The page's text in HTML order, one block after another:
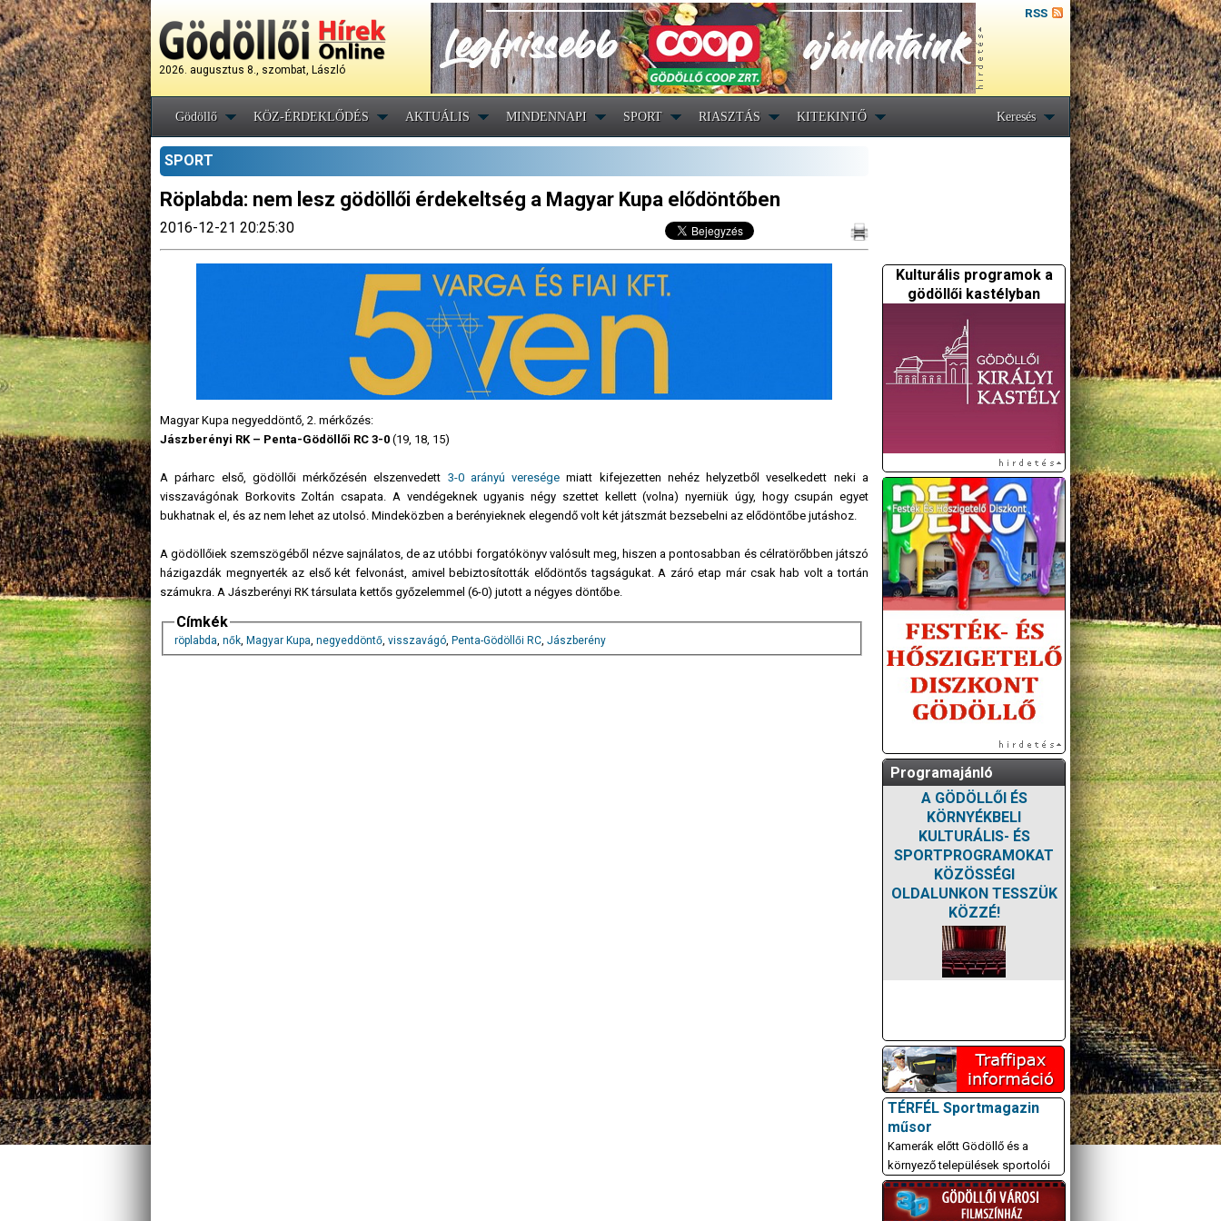
2026. augusztus 8., szombat, László
RSS
Gödöllő KÖZ-ÉRDEKLŐDÉS AKTUÁLIS MINDENNAPI SPORT RIASZTÁS KITEKINTŐ Keresés
SPORT
Röplabda: nem lesz gödöllői érdekeltség a Magyar Kupa elődöntőben
2016-12-21 20:25:30
Magyar Kupa negyeddöntő, 2. mérkőzés:
Jászberényi RK – Penta-Gödöllői RC 3-0 (19, 18, 15)
A párharc első, gödöllői mérkőzésén elszenvedett 3-0 arányú veresége miatt kifejezetten nehéz helyzetből veselkedett neki a
visszavágónak Borkovits Zoltán csapata. A vendégeknek ugyanis négy szettet kellett (volna) nyerniük úgy, hogy csupán egyet
bukhatnak el, és az nem lehet az utolsó. Mindeközben a berényieknek elegendő volt két játszmát bezsebelni az elődöntőbe jutáshoz.
A gödöllőiek szemszögéből nézve sajnálatos, de az utóbbi forgatókönyv valósult meg, hiszen a pontosabban és célratörőbben játszó
házigazdák megnyerték az első két felvonást, amivel bebiztosították elődöntős tagságukat. A záró etap már csak hab volt a tortán
számukra. A Jászberényi RK társulata kettős győzelemmel (6-0) jutott a négyes döntőbe.
Címkék
röplabda, nők, Magyar Kupa, negyeddöntő, visszavágó, Penta-Gödöllői RC, Jászberény
Kulturális programok a
gödöllői kastélyban
Programajánló
A GÖDÖLLŐI ÉS
KÖRNYÉKBELI
KULTURÁLIS- ÉS
SPORTPROGRAMOKAT
KÖZÖSSÉGI
OLDALUNKON TESSZÜK
KÖZZÉ!
TÉRFÉL Sportmagazin
műsor
Kamerák előtt Gödöllő és a
környező települések sportolói